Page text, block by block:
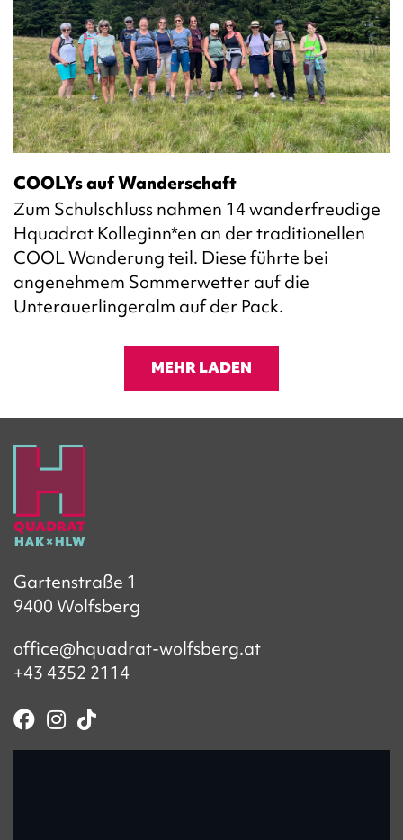
COOLYs auf Wanderschaft
Zum Schulschluss nahmen 14 wanderfreudige
Hquadrat Kolleginn*en an der traditionellen
COOL Wanderung teil. Diese führte bei
angenehmem Sommerwetter auf die
Unterauerlingeralm auf der Pack.
MEHR LADEN
Gartenstraße 1
9400 Wolfsberg
office@hquadrat-wolfsberg.at
+43 4352 2114